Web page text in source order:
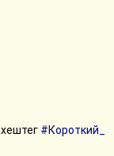
#Короткий_